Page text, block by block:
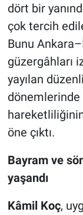
dört bir
çok tercih
Bunu
güzergâhları
yayılan
dönemlerinde
öne çıktı.
Bayram ve
yaşandı
Kâmil Koç,